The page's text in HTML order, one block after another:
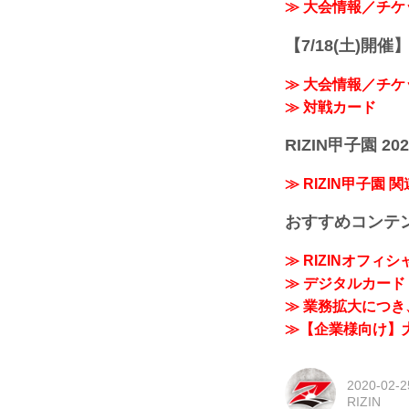
≫ 大会情報／チケ
【7/18(土)開催
≫ 大会情報／チケ
≫ 対戦カード
RIZIN甲子園
≫ RIZIN甲子園 関
おすすめコンテ
≫ RIZINオフィシ
≫ デジタルカード
≫ 業務拡大につき
≫【企業様向け】
2020-02-
RIZIN